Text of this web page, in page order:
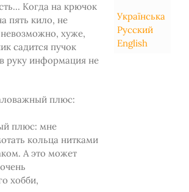
Когда на крючок
пять кило, не
невозможно, хуже,
садится пучок
руку информация не
плюс:
плюс: мне
кольца нитками
А это может
хобби,
Українська
Русский
English